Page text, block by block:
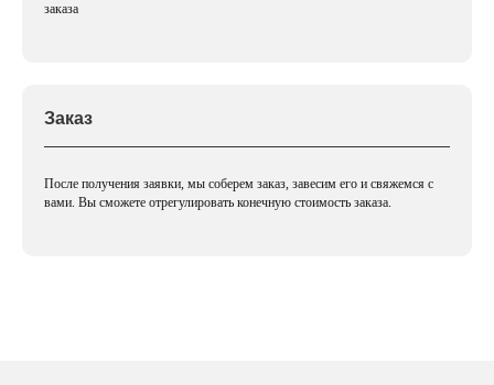
заказа
Заказ
После получения заявки, мы соберем заказ, завесим его и свяжемся с
вами. Вы сможете отрегулировать конечную стоимость заказа.